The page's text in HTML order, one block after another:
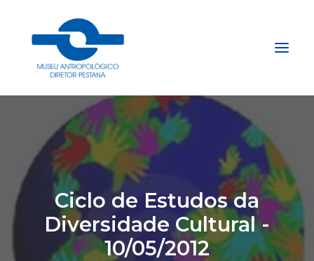
Início
Sobre
Explore
Acervo
Projetos
Ciclo de Estudos da
Diversidade Cultural -
10/05/2012